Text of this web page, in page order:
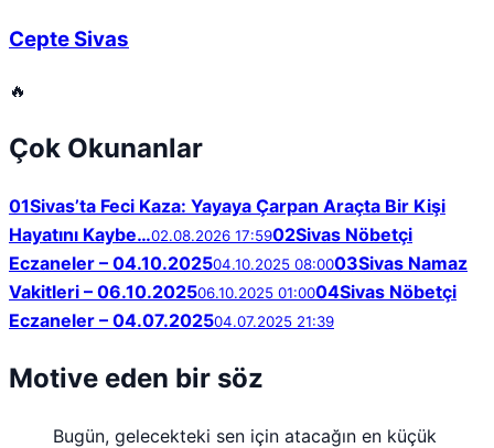
Cepte Sivas
🔥
Çok Okunanlar
01Sivas’ta Feci Kaza: Yayaya Çarpan Araçta Bir Kişi
Hayatını Kaybe…02.08.2026 17:5902Sivas Nöbetçi
Eczaneler – 04.10.202504.10.2025 08:0003Sivas Namaz
Vakitleri – 06.10.202506.10.2025 01:0004Sivas Nöbetçi
Eczaneler – 04.07.202504.07.2025 21:39
Motive eden bir söz
Bugün, gelecekteki sen için atacağın en küçük